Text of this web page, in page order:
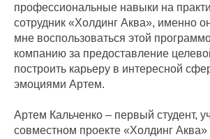
профессиональные навыки на
сотрудник «Холдинг Аква», именно
мне воспользоваться этой
компанию за предоставление
построить карьеру в интересной
эмоциями Артем.
Артем Кальченко – первый студент,
совместном проекте «Холдинг Аква»